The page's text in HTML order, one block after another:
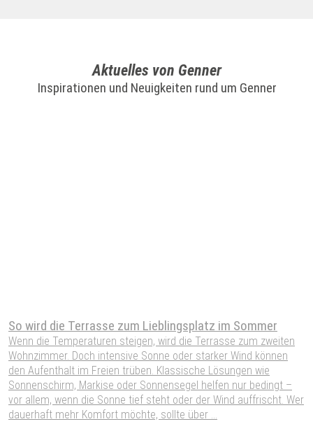
Aktuelles von Genner
Inspirationen und Neuigkeiten rund um Genner
So wird die Terrasse zum Lieblingsplatz im Sommer
Wenn die Temperaturen steigen, wird die Terrasse zum zweiten
Wohnzimmer. Doch intensive Sonne oder starker Wind können
den Aufenthalt im Freien trüben. Klassische Lösungen wie
Sonnenschirm, Markise oder Sonnensegel helfen nur bedingt –
vor allem, wenn die Sonne tief steht oder der Wind auffrischt. Wer
dauerhaft mehr Komfort möchte, sollte über ...